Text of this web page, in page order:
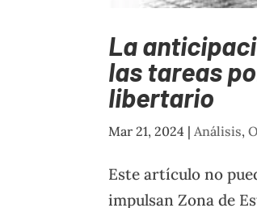
La
las tareas
libertario
Mar 21, 2024 | Análisis,
Este artículo no
impulsan Zona de